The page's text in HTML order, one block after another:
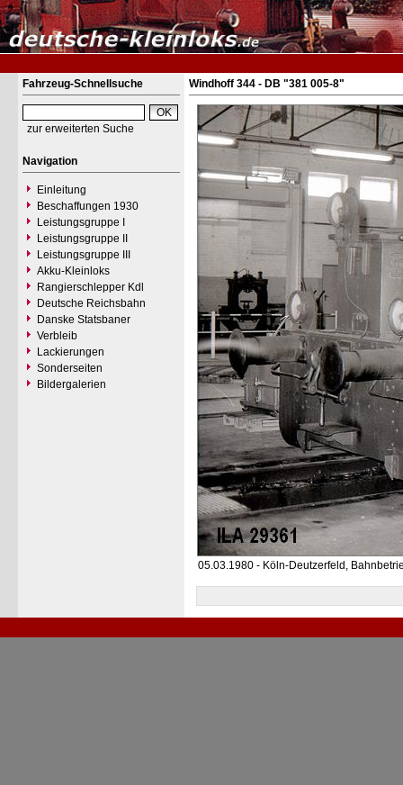
Fahrzeug-Schnellsuche
zur erweiterten Suche
Navigation
Einleitung
Beschaffungen 1930
Leistungsgruppe I
Leistungsgruppe II
Leistungsgruppe III
Akku-Kleinloks
Rangierschlepper Kdl
Deutsche Reichsbahn
Danske Statsbaner
Verbleib
Lackierungen
Sonderseiten
Bildergalerien
Windhoff 344 - DB "381 005-8"
05.03.1980 - Köln-Deutzerfeld,